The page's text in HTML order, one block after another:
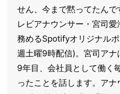
せん、今まで黙ってたん
レビアナウンサー・宮司
務めるSpotifyオリジナル
週土曜9時配信)。宮司アナ
9年目、会社員として働く
ったことを話します。アナ